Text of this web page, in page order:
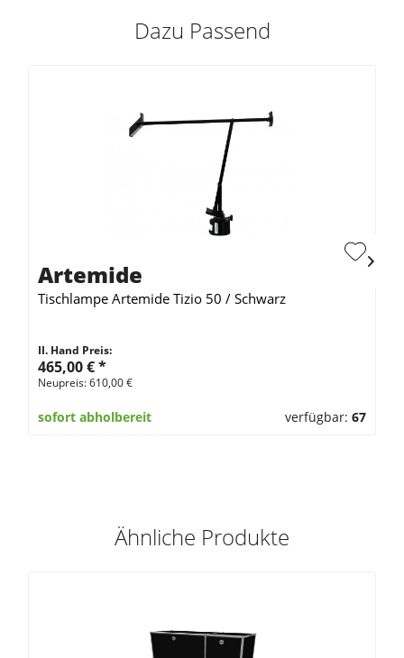
Dazu Passend
Artemide
Tischlampe Artemide Tizio 50 / Schwarz
II. Hand Preis:
465,00 €*
Neupreis: 610,00 €
sofort abholbereit verfügbar: 67
Ähnliche Produkte